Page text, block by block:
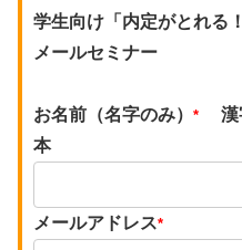
学生向け「内定がとれる
メールセミナー
お名前（名字のみ） *
漢
本
メールアドレス*